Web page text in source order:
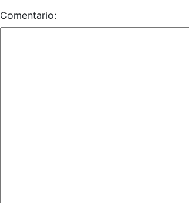
Comentario: